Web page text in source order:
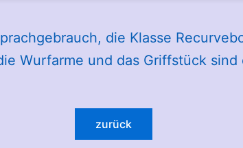
die Klasse
Wurfarme und das Griffstück
zurück